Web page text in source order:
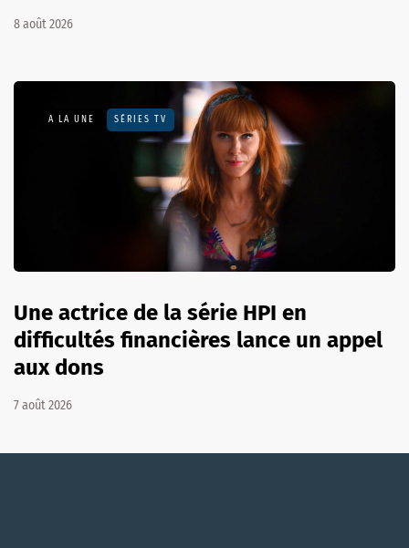
8 août 2026
A LA UNE SÉRIES TV
Une actrice de la série HPI en
difficultés financières lance un appel
aux dons
7 août 2026